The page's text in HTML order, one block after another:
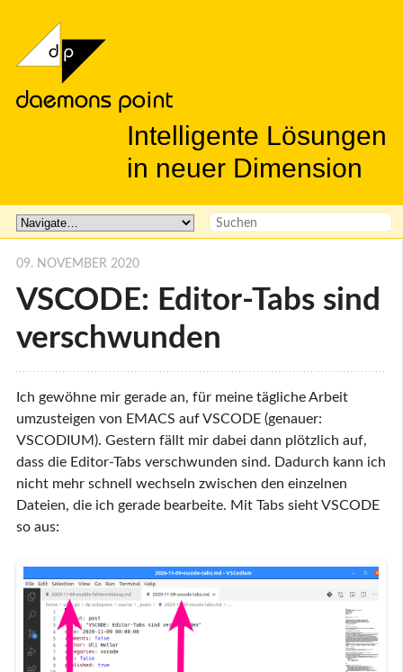
Intelligente Lösungen
in neuer Dimension
VSCODE: Editor-Tabs sind
verschwunden
09. NOVEMBER 2020
Ich gewöhne mir gerade an, für meine tägliche Arbeit
umzusteigen von EMACS auf VSCODE (genauer:
VSCODIUM). Gestern fällt mir dabei dann plötzlich auf,
dass die Editor-Tabs verschwunden sind. Dadurch kann ich
nicht mehr schnell wechseln zwischen den einzelnen
Dateien, die ich gerade bearbeite. Mit Tabs sieht VSCODE
so aus: